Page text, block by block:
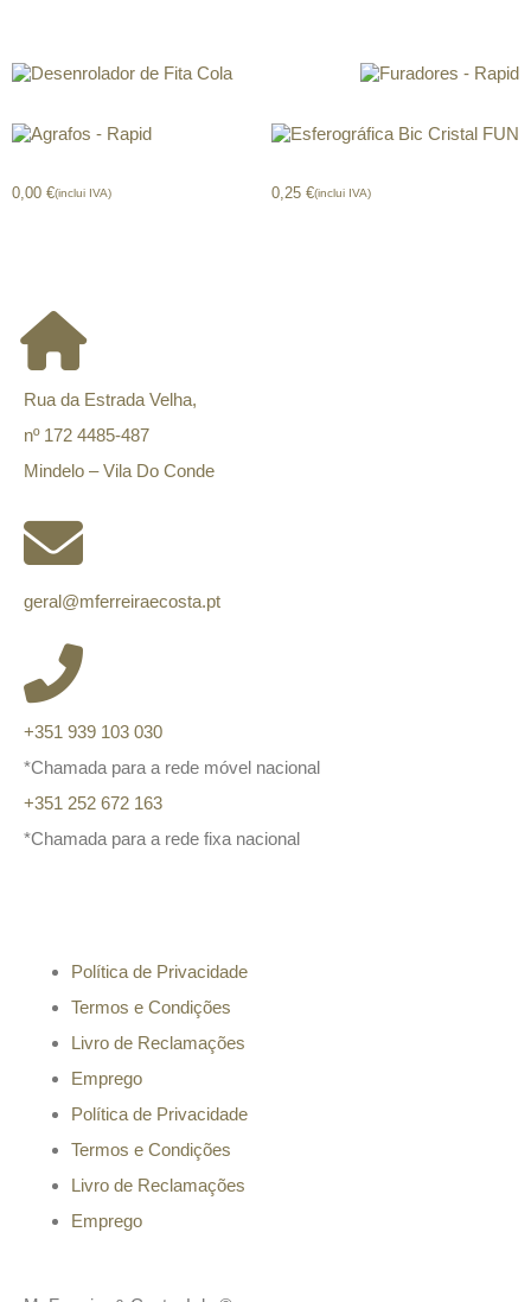
0,00 €(inclui IVA) 0,25 €(inclui IVA)
Rua da Estrada Velha,
nº 172 4485-487
Mindelo – Vila Do Conde
geral@mferreiraecosta.pt
+351 939 103 030
*Chamada para a rede móvel nacional
+351 252 672 163
*Chamada para a rede fixa nacional
Política de Privacidade
Termos e Condições
Livro de Reclamações
Emprego
Política de Privacidade
Termos e Condições
Livro de Reclamações
Emprego